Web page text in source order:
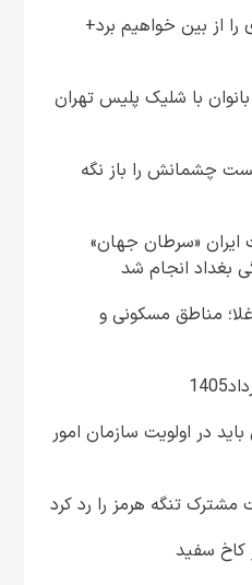
را از بین خواهیم برد+
با شلیک پلیس تهران
چشمانش را باز نگه
ایران «سرطان جهان»
بغداد انجام شد
مناطق مسکونی و
در اولویت سازمان امور
مشترک تنگه هرمز را رد کرد
کاخ سفید